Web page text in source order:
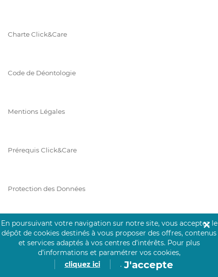
Charte Click&Care
Code de Déontologie
Mentions Légales
Prérequis Click&Care
Protection des Données
Vie Privée
PAIEMENT SÉCURISÉ
En poursuivant votre navigation sur notre site, vous acceptez le
dépôt de cookies destinés à vous proposer des offres, contenus
et services adaptés à vos centres d’intérêts. Pour plus
d’informations et paramétrer vos cookies,
cliquez ici
. J'accepte
✕